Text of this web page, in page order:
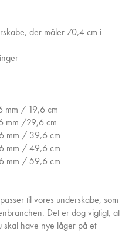
der måler 70,4 cm i
mm / 19,6 cm
mm /29,6 cm
mm / 39,6 cm
mm / 49,6 cm
mm / 59,6 cm
til vores underskabe, som
Det er dog vigtigt, at
skal have nye låger på et